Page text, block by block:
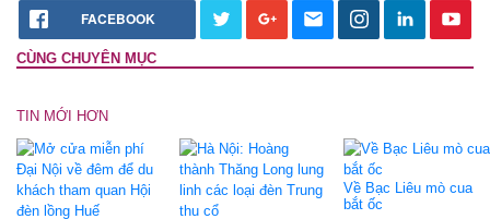
FACEBOOK
CÙNG CHUYÊN MỤC
TIN MỚI HƠN
Về Bạc Liêu mò cua
bắt ốc